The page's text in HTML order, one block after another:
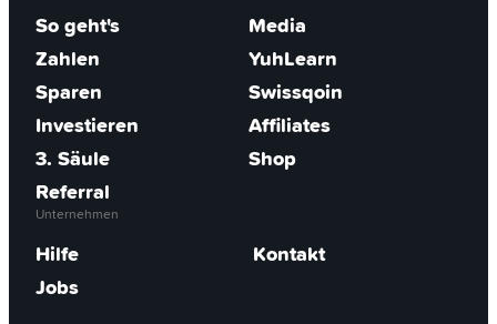
einen bis vier Werktage dauern, also bedenke
dies, wenn du dringende Zahlungen tätigen
musst.
So geht's
Zahlen
Sparen
Investieren
3. Säule
Referral
Media
YuhLearn
Swissqoin
Affiliates
Shop
Unternehmen
Hilfe
Kontakt
Jobs